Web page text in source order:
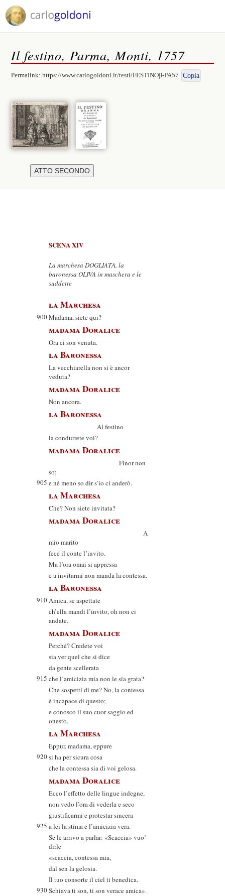
Il festino, Parma, Monti, 1757
Permalink:https://www.carlogoldoni.it/testi/FESTINO|I-PA57 Copia
SCENA XIV
La marchesa DOGLIATA, la
baronessa OLIVA in maschera e le
suddette
la Marchesa
900Madama, siete qui?
madama Doralice
Ora ci son venuta.
la Baronessa
La vecchiarella non si è ancor
veduta?
madama Doralice
Non ancora.
la Baronessa
Al festino
la condurrete voi?
madama Doralice
Finor non
so;
905 e né meno so dir s’io ci anderò.
la Marchesa
Che? Non siete invitata?
madama Doralice
A
mio marito
fece il conte l’invito.
Ma l’ora omai si appressa
e a invitarmi non manda la contessa.
la Baronessa
910Amica, se aspettate
ch’ella mandi l’invito, oh non ci
andate.
madama Doralice
Perché? Credete voi
sia ver quel che si dice
da gente scellerata
915 che l’amicizia mia non le sia grata?
Che sospetti di me? No, la contessa
è incapace di questo;
e conosco il suo cuor saggio ed
onesto.
la Marchesa
Eppur, madama, eppure
920si ha per sicura cosa
che la contessa sia di voi gelosa.
madama Doralice
Ecco l’effetto delle lingue indegne,
non vedo l’ora di vederla e seco
giustificarmi e protestar sincera
925 a lei la stima e l’amicizia vera.
Se le arrivo a parlar: «Scaccia» vuo’
dirle
«scaccia, contessa mia,
dal sen la gelosia.
Il tuo consorte il ciel ti benedica.
930Schiava ti son, ti son verace amica».